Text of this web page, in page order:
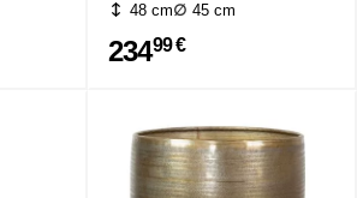
48 cm 45 cm
23499 €